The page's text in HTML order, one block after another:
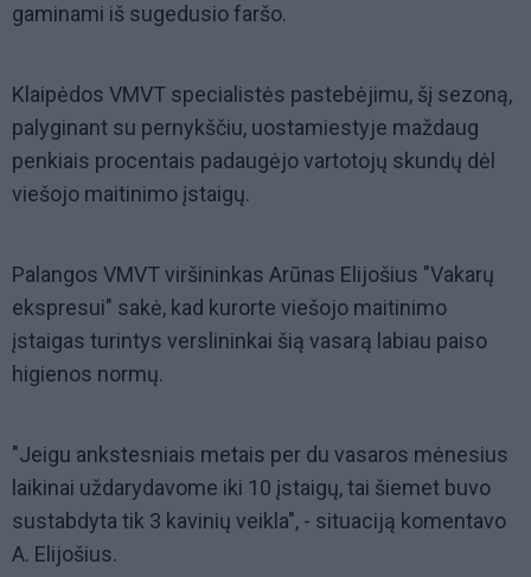
gaminami iš sugedusio faršo.
Klaipėdos VMVT specialistės pastebėjimu, šį sezoną,
palyginant su pernykščiu, uostamiestyje maždaug
penkiais procentais padaugėjo vartotojų skundų dėl
viešojo maitinimo įstaigų.
Palangos VMVT viršininkas Arūnas Elijošius "Vakarų
ekspresui" sakė, kad kurorte viešojo maitinimo
įstaigas turintys verslininkai šią vasarą labiau paiso
higienos normų.
"Jeigu ankstesniais metais per du vasaros mėnesius
laikinai uždarydavome iki 10 įstaigų, tai šiemet buvo
sustabdyta tik 3 kavinių veikla", - situaciją komentavo
A. Elijošius.